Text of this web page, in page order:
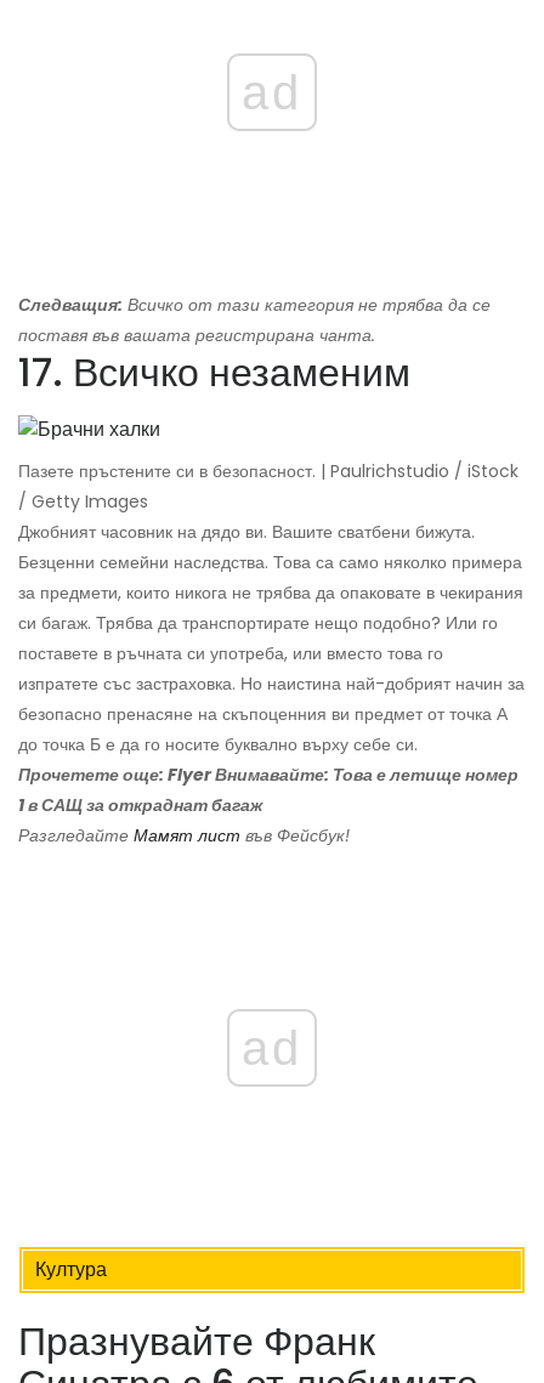
ad
Следващия: Всичко от тази категория не трябва да се
поставя във вашата регистрирана чанта.
17. Всичко незаменим
Пазете пръстените си в безопасност. | Paulrichstudio / iStock
/ Getty Images
Джобният часовник на дядо ви. Вашите сватбени бижута.
Безценни семейни наследства. Това са само няколко примера
за предмети, които никога не трябва да опаковате в чекирания
си багаж. Трябва да транспортирате нещо подобно? Или го
поставете в ръчната си употреба, или вместо това го
изпратете със застраховка. Но наистина най-добрият начин за
безопасно пренасяне на скъпоценния ви предмет от точка А
до точка Б е да го носите буквално върху себе си.
Прочетете още: Flyer Внимавайте: Това е летище номер
1 в САЩ за откраднат багаж
Разгледайте Мамят лист във Фейсбук!
ad
Култура
Празнувайте Франк